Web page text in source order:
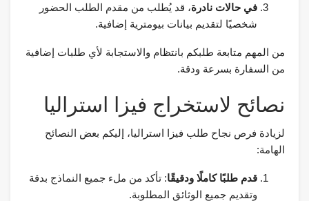
في حالات نادرة، قد يُطلب من مقدم الطلب الحضور
شخصيًا لتقديم بيانات بيومترية إضافية.
من المهم متابعة طلبكم بانتظام والاستجابة لأي طلبات إضافية
من السفارة بسرعة ودقة.
نصائح لاستخراج فيزا استراليا
لزيادة فرص نجاح طلب فيزا استراليا، إليكم بعض النصائح
الهامة:
قدم طلبًا كاملًا ودقيقًا: تأكد من ملء جميع النماذج بدقة
وتقديم جميع الوثائق المطلوبة.